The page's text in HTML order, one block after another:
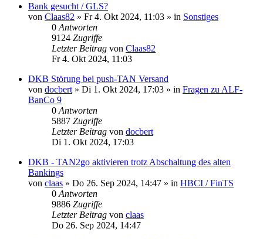
Bank gesucht / GLS?
von Claas82 » Fr 4. Okt 2024, 11:03 » in Sonstiges
0 Antworten
9124 Zugriffe
Letzter Beitrag von Claas82
Fr 4. Okt 2024, 11:03
DKB Störung bei push-TAN Versand
von docbert » Di 1. Okt 2024, 17:03 » in Fragen zu ALF-
BanCo 9
0 Antworten
5887 Zugriffe
Letzter Beitrag von docbert
Di 1. Okt 2024, 17:03
DKB - TAN2go aktivieren trotz Abschaltung des alten
Bankings
von claas » Do 26. Sep 2024, 14:47 » in HBCI / FinTS
0 Antworten
9886 Zugriffe
Letzter Beitrag von claas
Do 26. Sep 2024, 14:47